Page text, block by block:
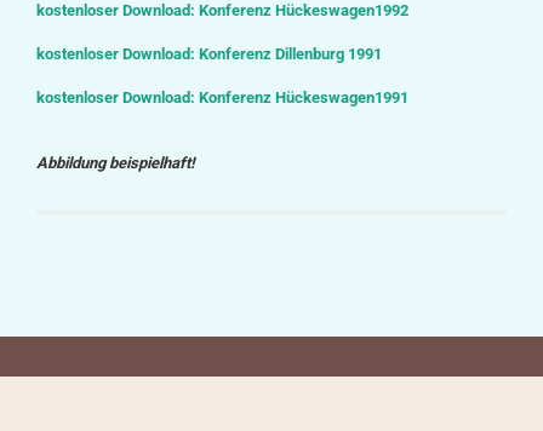
kostenloser Download: Konferenz Hückeswagen1992
kostenloser Download: Konferenz Dillenburg 1991
kostenloser Download: Konferenz Hückeswagen1991
Abbildung beispielhaft!